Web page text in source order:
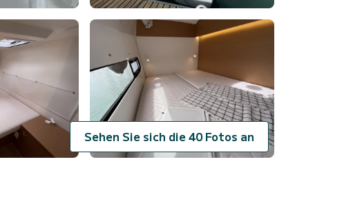
Sehen Sie sich die 40 Fotos an